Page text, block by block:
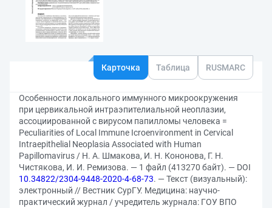
Карточка Таблица RUSMARC
Особенности локального иммунного микроокружения
при цервикальной интраэпителиальной неоплазии,
ассоциированной с вирусом папилломы человека =
Peculiarities of Local Immune Icroenvironment in Cervical
Intraepithelial Neoplasia Associated with Human
Papillomavirus / Н. А. Шмакова, И. Н. Кононова, Г. Н.
Чистякова, И. И. Ремизова. — 1 файл (413270 байт). — DOI
10.34822/2304-9448-2020-4-68-73. — Текст (визуальный):
электронный // Вестник СурГУ. Медицина: научно-
практический журнал / учредитель журнала: ГОУ ВПО